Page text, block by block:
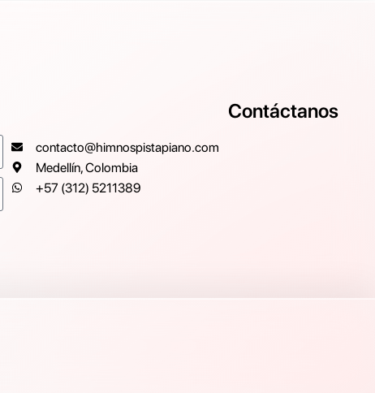
Contáctanos
contacto@himnospistapiano.com
Medellín, Colombia
+57 (312) 5211389